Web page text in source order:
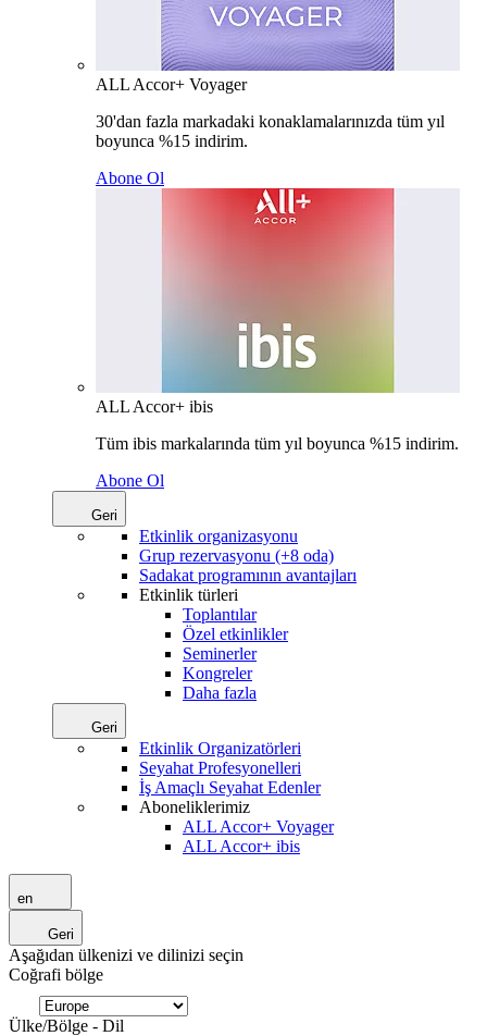
ALL Accor+ Voyager
30'dan fazla markadaki konaklamalarınızda tüm yıl
boyunca %15 indirim.
Abone Ol
ALL Accor+ ibis
Tüm ibis markalarında tüm yıl boyunca %15 indirim.
Abone Ol
Geri
Etkinlik organizasyonu
Grup rezervasyonu (+8 oda)
Sadakat programının avantajları
Etkinlik türleri
Toplantılar
Özel etkinlikler
Seminerler
Kongreler
Daha fazla
Geri
Etkinlik Organizatörleri
Seyahat Profesyonelleri
İş Amaçlı Seyahat Edenler
Aboneliklerimiz
ALL Accor+ Voyager
ALL Accor+ ibis
en
Geri
Aşağıdan ülkenizi ve dilinizi seçin
Coğrafi bölge
Ülke/Bölge - Dil